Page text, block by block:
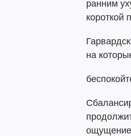
ранним
короткой
на